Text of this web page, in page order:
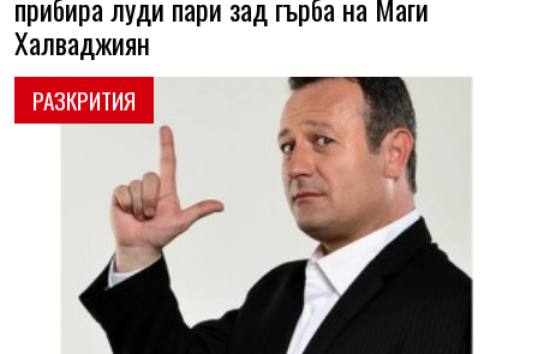
РАЗКРИТИЯ
Халваджиян